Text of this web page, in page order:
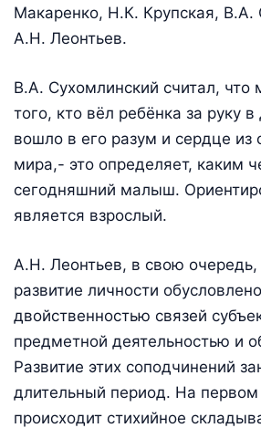
Макаренко, Н.К. Крупская, В.А.
А.Н. Леонтьев.
В.А. Сухомлинский считал, что
того, кто вёл ребёнка за руку
вошло в его разум и сердце
мира,- это определяет, каким
сегодняшний малыш.
является взрослый.
А.Н. Леонтьев, в свою очередь,
развитие личности обусловлено
двойственностью связей
предметной деятельностью и
Развитие этих соподчинений
длительный период. На первом
происходит стихийное